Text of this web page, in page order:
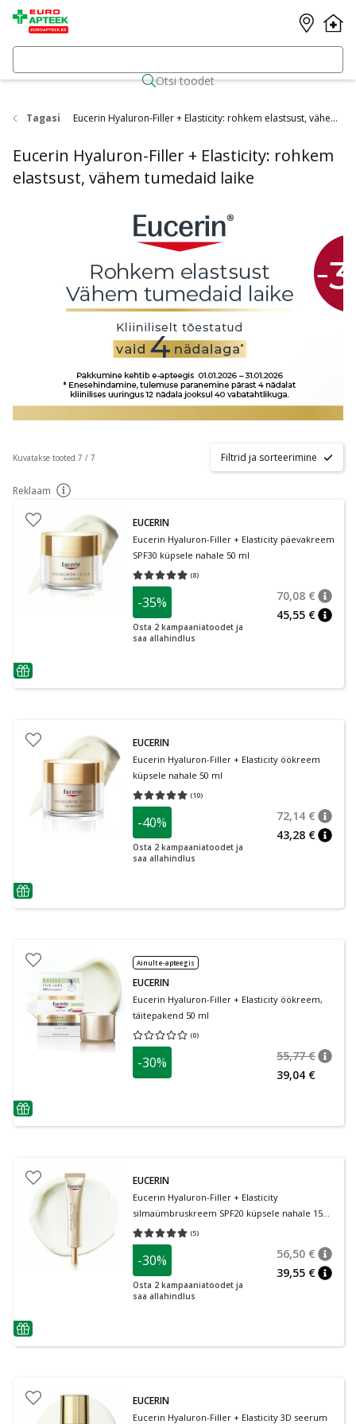
Otsi toodet
Tagasi Eucerin Hyaluron-Filler + Elasticity: rohkem elastsust, vähem tumedaid laike
Eucerin Hyaluron-Filler + Elasticity: rohkem
elastsust, vähem tumedaid laike
Kuvatakse tooted 7 / 7 Filtrid ja sorteerimine
Reklaam nõuanne
nõuanne
EUCERIN
Eucerin Hyaluron-Filler + Elasticity päevakreem
SPF30 küpsele nahale 50 ml
(8)
Keskmine hinnang 4.88
-35%
Osta 2 kampaaniatoodet ja
saa allahindlus
70,08 €
45,55 €
nõuanne
EUCERIN
Eucerin Hyaluron-Filler + Elasticity öökreem
küpsele nahale 50 ml
(10)
Keskmine hinnang 5.00
-40%
Osta 2 kampaaniatoodet ja
saa allahindlus
72,14 €
43,28 €
nõuanne
Ainult e-apteegis
EUCERIN
Eucerin Hyaluron-Filler + Elasticity öökreem,
täitepakend 50 ml
(0)
Keskmine hinnang 0.00
-30% 55,77 €
39,04 €
nõuanne
EUCERIN
Eucerin Hyaluron-Filler + Elasticity
silmaümbruskreem SPF20 küpsele nahale 15
ml
(5)
Keskmine hinnang 5.00
-30%
Osta 2 kampaaniatoodet ja
saa allahindlus
56,50 €
39,55 €
EUCERIN
Eucerin Hyaluron-Filler + Elasticity 3D seerum